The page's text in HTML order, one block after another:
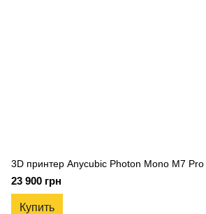
3D принтер Anycubic Photon Mono M7 Pro
23 900 грн
Купить